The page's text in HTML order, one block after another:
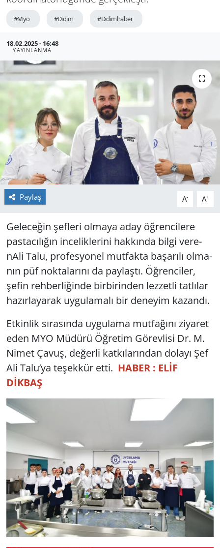
#Myo #Didim #Didimhaber
18.02.2025 - 16:48
YAYINLANMA
Paylaş A- A+
Ge­le­ce­ğin şef­le­ri ol­ma­ya aday öğ­ren­ci­le­re
pas­ta­cı­lı­ğın in­ce­lik­le­ri­ni hak­kın­da bilgi ve­re­
nA­li Talu, pro­fes­yo­nel mut­fak­ta ba­şa­rı­lı ol­ma­
nın püf nok­ta­la­rı­nı da pay­laş­tı. Öğ­ren­ci­ler,
şefin reh­ber­li­ğin­de bir­bi­rin­den lez­zet­li tat­lı­lar
ha­zır­la­ya­rak uy­gu­la­ma­lı bir de­ne­yim ka­zan­dı.
Et­kin­lik sı­ra­sın­da uy­gu­la­ma mut­fa­ğı­nı zi­ya­ret
eden MYO Mü­dü­rü Öğ­re­tim Gö­rev­li­si Dr. M.
Nimet Çavuş, de­ğer­li kat­kı­la­rın­dan do­la­yı Şef
Ali Talu’ya te­şek­kür etti. HABER : ELİF
DİKBAŞ
GÜNDEM
HABERDE İNSAN
KÜLTÜR SANAT
MAGAZİN
POLİTİKA
RESMİ İLANLAR
SAĞLIK
SİYASET
Yerel